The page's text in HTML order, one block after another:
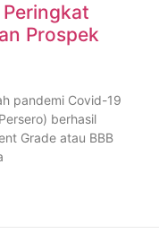
Prospek
pandemi Covid-19
berhasil
Grade atau BBB